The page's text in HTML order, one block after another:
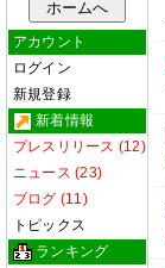
アカウント
ログイン
新規登録
新着情報
プレスリリース (12)
ニュース (23)
ブログ (11)
トピックス
ランキング